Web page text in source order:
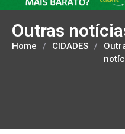
Outras
Home / CIDADES /